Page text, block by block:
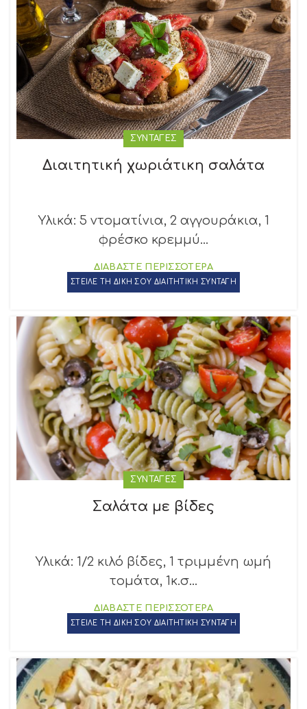
ΣΥΝΤΑΓΕΣ
Διαιτητική χωριάτικη σαλάτα
Υλικά: 5 ντοματίνια, 2 αγγουράκια, 1
φρέσκο κρεμμύ...
ΔΙΑΒΑΣΤΕ ΠΕΡΙΣΣΟΤΕΡΑ
ΣΤΕΙΛΕ ΤΗ ΔΙΚΗ ΣΟΥ ΔΙΑΙΤΗΤΙΚΗ ΣΥΝΤΑΓΗ
ΣΥΝΤΑΓΕΣ
Σαλάτα με βίδες
Υλικά: 1/2 κιλό βίδες, 1 τριμμένη ωμή
τομάτα, 1κ.σ...
ΔΙΑΒΑΣΤΕ ΠΕΡΙΣΣΟΤΕΡΑ
ΣΤΕΙΛΕ ΤΗ ΔΙΚΗ ΣΟΥ ΔΙΑΙΤΗΤΙΚΗ ΣΥΝΤΑΓΗ